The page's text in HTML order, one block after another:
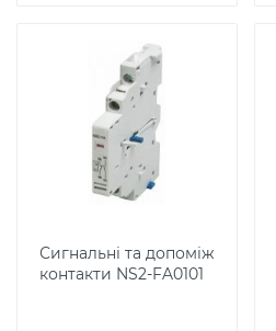
Сигнальні та допоміжні
контакти NS2-FA0101